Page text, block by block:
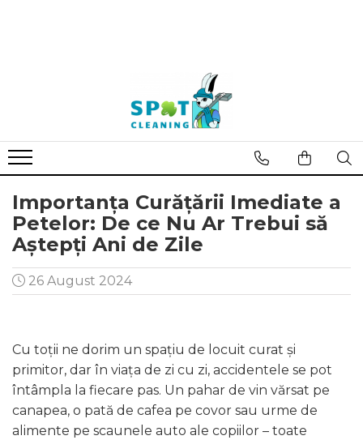
Importanța Curățării Imediate a
Petelor: De ce Nu Ar Trebui să
Aștepți Ani de Zile
26 August 2024
Cu toții ne dorim un spațiu de locuit curat și
primitor, dar în viața de zi cu zi, accidentele se pot
întâmpla la fiecare pas. Un pahar de vin vărsat pe
canapea, o pată de cafea pe covor sau urme de
alimente pe scaunele auto ale copiilor – toate